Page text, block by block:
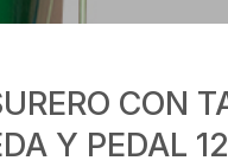
CON
Y PEDAL